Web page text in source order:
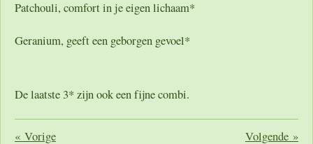
Patchouli, comfort in je eigen lichaam*
Geranium, geeft een geborgen gevoel*
De laatste 3* zijn ook een fijne combi.
« Vorige Volgende »